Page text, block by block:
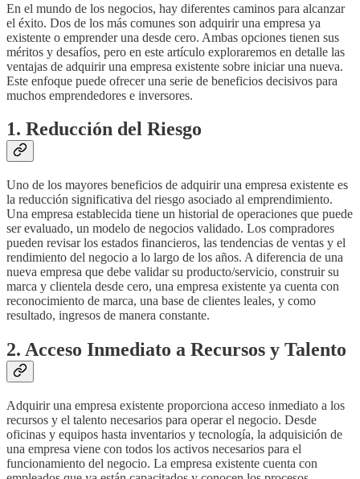
En el mundo de los negocios, hay diferentes caminos para alcanzar
el éxito. Dos de los más comunes son adquirir una empresa ya
existente o emprender una desde cero. Ambas opciones tienen sus
méritos y desafíos, pero en este artículo exploraremos en detalle las
ventajas de adquirir una empresa existente sobre iniciar una nueva.
Este enfoque puede ofrecer una serie de beneficios decisivos para
muchos emprendedores e inversores.
1. Reducción del Riesgo
Uno de los mayores beneficios de adquirir una empresa existente es
la reducción significativa del riesgo asociado al emprendimiento.
Una empresa establecida tiene un historial de operaciones que puede
ser evaluado, un modelo de negocios validado. Los compradores
pueden revisar los estados financieros, las tendencias de ventas y el
rendimiento del negocio a lo largo de los años. A diferencia de una
nueva empresa que debe validar su producto/servicio, construir su
marca y clientela desde cero, una empresa existente ya cuenta con
reconocimiento de marca, una base de clientes leales, y como
resultado, ingresos de manera constante.
2. Acceso Inmediato a Recursos y Talento
Adquirir una empresa existente proporciona acceso inmediato a los
recursos y el talento necesarios para operar el negocio. Desde
oficinas y equipos hasta inventarios y tecnología, la adquisición de
una empresa viene con todos los activos necesarios para el
funcionamiento del negocio. La empresa existente cuenta con